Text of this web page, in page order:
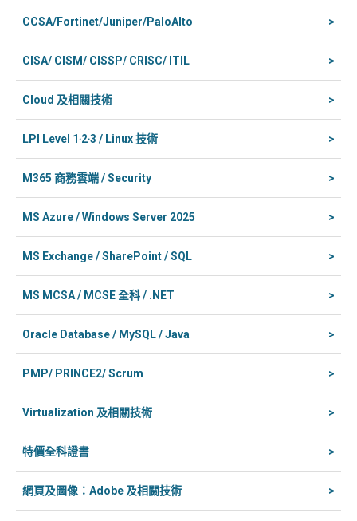
CCSA/Fortinet/Juniper/PaloAlto >
CISA/ CISM/ CISSP/ CRISC/ ITIL >
Cloud 及相關技術 >
LPI Level 1‧2‧3 / Linux 技術 >
M365 商務雲端 / Security >
MS Azure / Windows Server 2025 >
MS Exchange / SharePoint / SQL >
MS MCSA / MCSE 全科 / .NET >
Oracle Database / MySQL / Java >
PMP/ PRINCE2/ Scrum >
Virtualization 及相關技術 >
特價全科證書 >
網頁及圖像：Adobe 及相關技術 >